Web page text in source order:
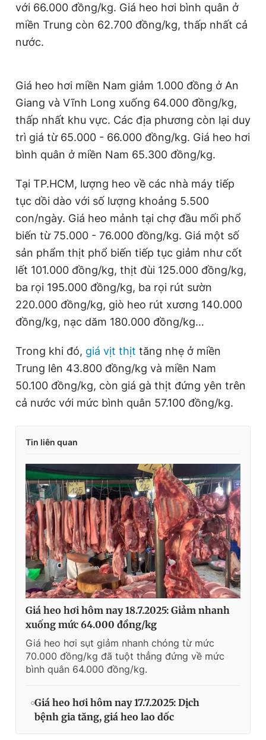
với 66.000 đồng/kg. Giá heo hơi bình quân ở
miền Trung còn 62.700 đồng/kg, thấp nhất cả
nước.
Giá heo hơi miền Nam giảm 1.000 đồng ở An
Giang và Vĩnh Long xuống 64.000 đồng/kg,
thấp nhất khu vực. Các địa phương còn lại duy
trì giá từ 65.000 - 66.000 đồng/kg. Giá heo hơi
bình quân ở miền Nam 65.300 đồng/kg.
Tại TP.HCM, lượng heo về các nhà máy tiếp
tục dồi dào với số lượng khoảng 5.500
con/ngày. Giá heo mảnh tại chợ đầu mối phổ
biến từ 75.000 - 76.000 đồng/kg. Giá một số
sản phẩm thịt phổ biến tiếp tục giảm như cốt
lết 101.000 đồng/kg, thịt đùi 125.000 đồng/kg,
ba rọi 195.000 đồng/kg, ba rọi rút sườn
220.000 đồng/kg, giò heo rút xương 140.000
đồng/kg, nạc dăm 180.000 đồng/kg…
Trong khi đó, giá vịt thịt tăng nhẹ ở miền
Trung lên 43.800 đồng/kg và miền Nam
50.100 đồng/kg, còn giá gà thịt đứng yên trên
cả nước với mức bình quân 57.100 đồng/kg.
Tin liên quan
Giá heo hơi hôm nay 18.7.2025: Giảm nhanh
xuống mức 64.000 đồng/kg
Giá heo hơi sụt giảm nhanh chóng từ mức
70.000 đồng/kg đã tuột thẳng đứng về mức
bình quân 64.000 đồng/kg.
Giá heo hơi hôm nay 17.7.2025: Dịch
bệnh gia tăng, giá heo lao dốc